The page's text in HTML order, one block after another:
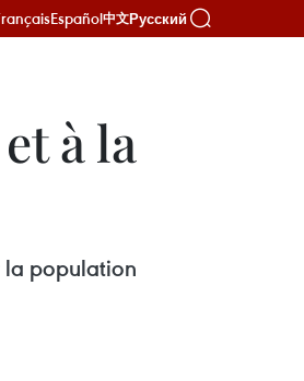
Español中文Русский
à la
la population